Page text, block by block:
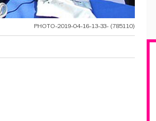
PHOTO-2019-04-16-13-33- (785110)